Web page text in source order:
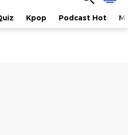
Kpop Podcast Hot